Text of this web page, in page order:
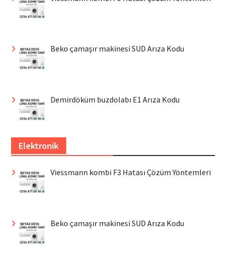
Beko çamaşır makinesi SUD Arıza Kodu
Demirdöküm buzdolabı E1 Arıza Kodu
Elektronik
Viessmann kombi F3 Hatası Çözüm Yöntemleri
Beko çamaşır makinesi SUD Arıza Kodu